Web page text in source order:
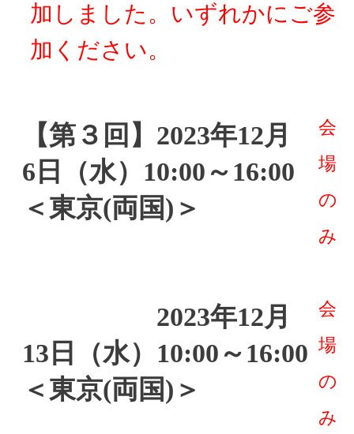
加しました。いずれかにご参
加ください。
【第３回】2023年12月
6日（水）10:00～16:00
＜東京(両国)＞
会
場
の
み
2023年12月
13日（水）10:00～16:00
＜東京(両国)＞
会
場
の
み